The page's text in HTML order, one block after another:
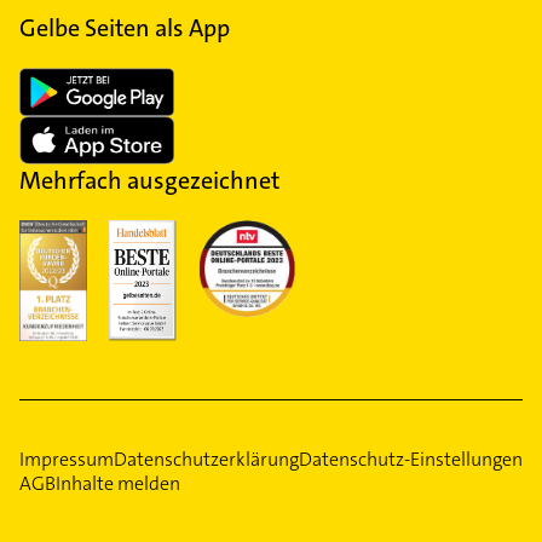
Gelbe Seiten als App
Mehrfach ausgezeichnet
ImpressumDatenschutzerklärungDatenschutz-Einstellungen
AGBInhalte melden